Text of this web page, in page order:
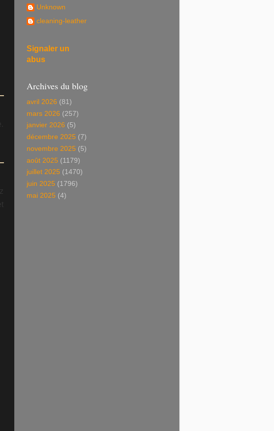
Unknown
cleaning-leather
Signaler un
abus
Archives du blog
avril 2026 (81)
mars 2026 (257)
janvier 2026 (5)
décembre 2025 (7)
novembre 2025 (5)
août 2025 (1179)
juillet 2025 (1470)
juin 2025 (1796)
mai 2025 (4)